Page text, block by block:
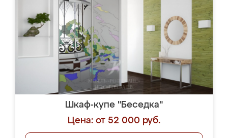
Шкаф-купе "Беседка"
Цена: от 52 000 руб.